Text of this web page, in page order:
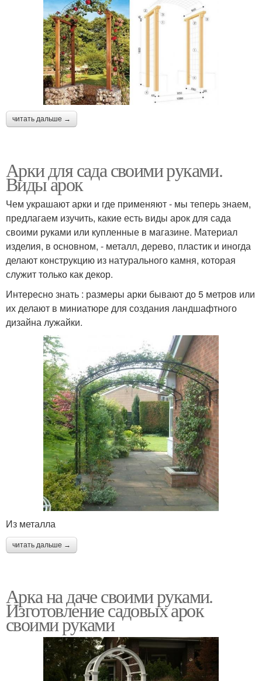
читать дальше →
Арки для сада своими руками.
Виды арок
Чем украшают арки и где применяют - мы теперь знаем,
предлагаем изучить, какие есть виды арок для сада
своими руками или купленные в магазине. Материал
изделия, в основном, - металл, дерево, пластик и иногда
делают конструкцию из натурального камня, которая
служит только как декор.
Интересно знать : размеры арки бывают до 5 метров или
их делают в миниатюре для создания ландшафтного
дизайна лужайки.
Из металла
читать дальше →
Арка на даче своими руками.
Изготовление садовых арок
своими руками